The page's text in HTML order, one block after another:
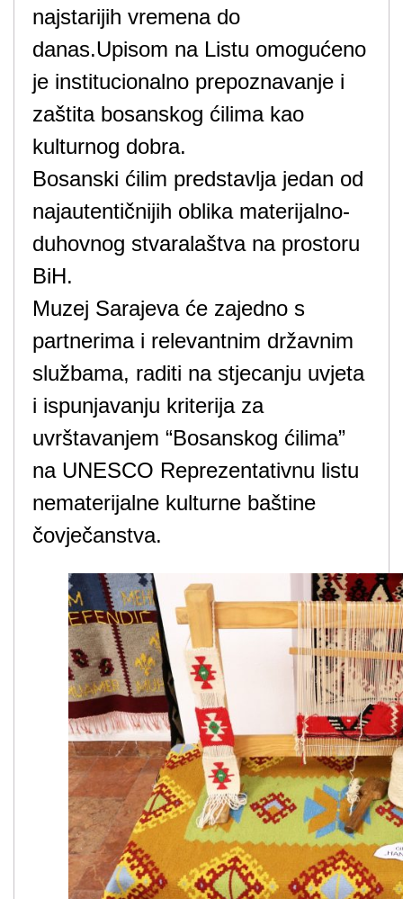
najstarijih vremena do
danas.Upisom na Listu omogućeno
je institucionalno prepoznavanje i
zaštita bosanskog ćilima kao
kulturnog dobra.
Bosanski ćilim predstavlja jedan od
najautentičnijih oblika materijalno-
duhovnog stvaralaštva na prostoru
BiH.
Muzej Sarajeva će zajedno s
partnerima i relevantnim državnim
službama, raditi na stjecanju uvjeta
i ispunjavanju kriterija za
uvrštavanjem “Bosanskog ćilima”
na UNESCO Reprezentativnu listu
nematerijalne kulturne baštine
čovječanstva.